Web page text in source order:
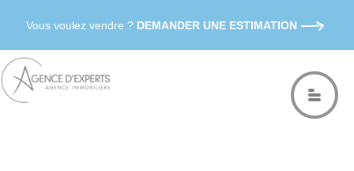
Vous voulez vendre ? DEMANDER UNE ESTIMATION